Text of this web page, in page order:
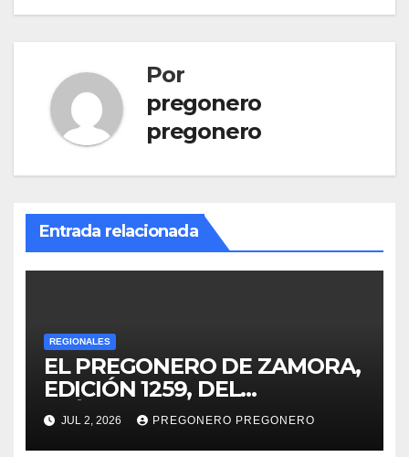
Por
pregonero
pregonero
Entrada relacionada
REGIONALES
EL PREGONERO DE ZAMORA,
EDICIÓN 1259, DEL
MIÉRCOLES 01 DE JULIO DE
2026…
JUL 2, 2026 PREGONERO PREGONERO